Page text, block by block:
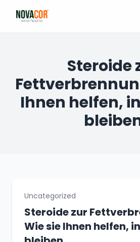
para
Catálogo
Produtos & Serviços
Solicitar
Steroide
Ihnen helfen,
Uncategorized
Steroide zur
Wie sie Ihnen helfen,